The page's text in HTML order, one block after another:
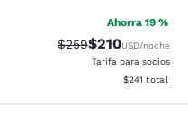
Ahorra 19 %
Tarifa tachada:
$259Tarifa reducida:
$210USD/noche
Tarifa para socios
Ver detalles
$241 total